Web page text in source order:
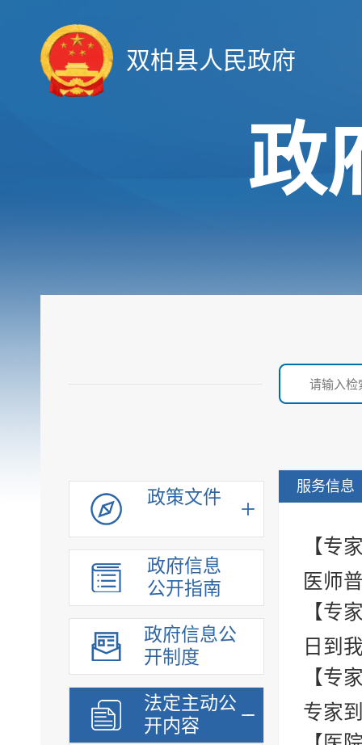
双柏县人民政府
政
政策文件
政府信息
公开指南
政府信息公
开制度
法定主动公
开内容
服务信息
【专
医师
【专
日到
【专
专家